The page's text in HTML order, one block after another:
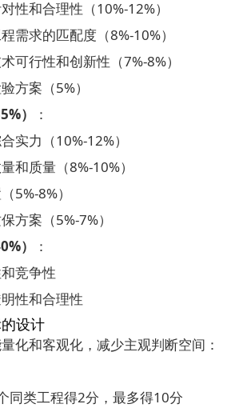
性和合理性（10%-12%）
需求的匹配度（8%-10%）
可行性和创新性（7%-8%）
方案（5%）
）
：
实力（10%-12%）
和质量（8%-10%）
5%-8%）
方案（5%-7%）
）
：
竞争性
性和合理性
设计
化和客观化，减少主观判断空间：
同类工程得2分，最多得10分